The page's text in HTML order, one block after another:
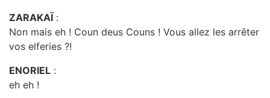
ZARAKAÏ :
Non mais eh ! Coun deus Couns ! Vous allez les arrêter
vos elferies ?!
ENORIEL :
eh eh !